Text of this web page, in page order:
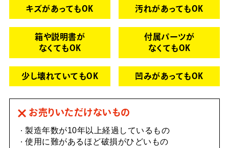
キズがあってもOK 汚れがあってもOK
箱や説明書が
なくてもOK
付属パーツが
なくてもOK
少し壊れていてもOK 凹みがあってもOK
お売りいただけないもの
製造年数が10年以上経過しているもの
使用に難があるほど破損がひどいもの